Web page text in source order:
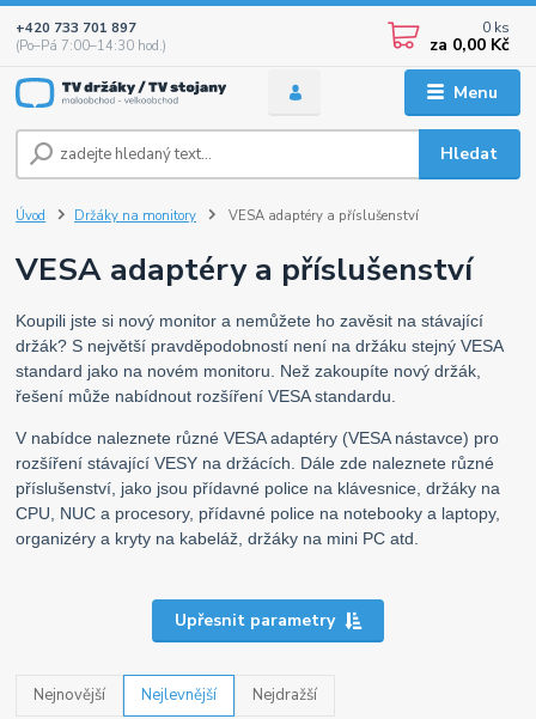
Menu
Hledat
+420 733 701 897
(Po–Pá 7:00–14:30 hod.)
0 ks
za 0,00 Kč
Úvod Držáky na monitory VESA adaptéry a příslušenství
VESA adaptéry a příslušenství
Koupili jste si nový monitor a nemůžete ho zavěsit na stávající
držák? S největší pravděpodobností není na držáku stejný VESA
standard jako na novém monitoru. Než zakoupíte nový držák,
řešení může nabídnout rozšíření VESA standardu.
V nabídce naleznete různé VESA adaptéry (VESA nástavce) pro
rozšíření stávající VESY na držácích. Dále zde naleznete různé
příslušenství, jako jsou přídavné police na klávesnice, držáky na
CPU, NUC a procesory, přídavné police na notebooky a laptopy,
organizéry a kryty na kabeláž, držáky na mini PC atd.
Upřesnit parametry
Nejnovější Nejlevnější Nejdražší